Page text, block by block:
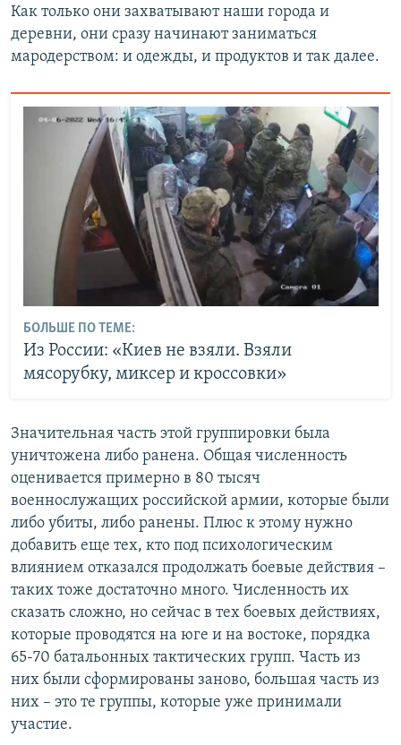
Как только они захватывают наши города и
деревни, они сразу начинают заниматься
мародерством: и одежды, и продуктов и так далее.
БОЛЬШЕ ПО ТЕМЕ:
Из России: «Киев не взяли. Взяли
мясорубку, миксер и кроссовки»
Значительная часть этой группировки была
уничтожена либо ранена. Общая численность
оценивается примерно в 80 тысяч
военнослужащих российской армии, которые были
либо убиты, либо ранены. Плюс к этому нужно
добавить еще тех, кто под психологическим
влиянием отказался продолжать боевые действия –
таких тоже достаточно много. Численность их
сказать сложно, но сейчас в тех боевых действиях,
которые проводятся на юге и на востоке, порядка
65-70 батальонных тактических групп. Часть из
них были сформированы заново, большая часть из
них – это те группы, которые уже принимали
участие.